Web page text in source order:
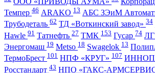
Темпер 46 ARAKO 13 АБС ЗЭиМ
Трубодеталь 62 ТД «Воткинский завод» 34
Hawle 91 Татнефть 27 ТМК 153 Гусар 74 ЛГ
Энергомаш 19 Metso 18 Swagelok 13
ТермоБрест 101 НПФ «КРУГ» 107
Росстандарт 43 НПО «ГАКС-